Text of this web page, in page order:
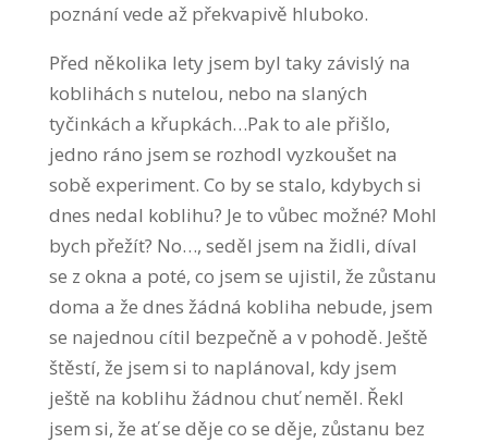
poznání vede až překvapivě hluboko.
Před několika lety jsem byl taky závislý na
koblihách s nutelou, nebo na slaných
tyčinkách a křupkách…Pak to ale přišlo,
jedno ráno jsem se rozhodl vyzkoušet na
sobě experiment. Co by se stalo, kdybych si
dnes nedal koblihu? Je to vůbec možné? Mohl
bych přežít? No…, seděl jsem na židli, díval
se z okna a poté, co jsem se ujistil, že zůstanu
doma a že dnes žádná kobliha nebude, jsem
se najednou cítil bezpečně a v pohodě. Ještě
štěstí, že jsem si to naplánoval, kdy jsem
ještě na koblihu žádnou chuť neměl. Řekl
jsem si, že ať se děje co se děje, zůstanu bez